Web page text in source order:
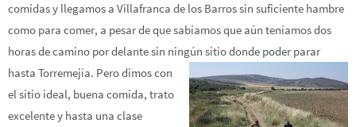
comidas y llegamos a Villafranca de los Barros sin suficiente hambre
como para comer, a pesar de que sabíamos que aún teníamos dos
horas de camino por delante sin ningún sitio donde poder parar
hasta Torremejía. Pero dimos con
el sitio ideal, buena comida, trato
excelente y hasta una clase